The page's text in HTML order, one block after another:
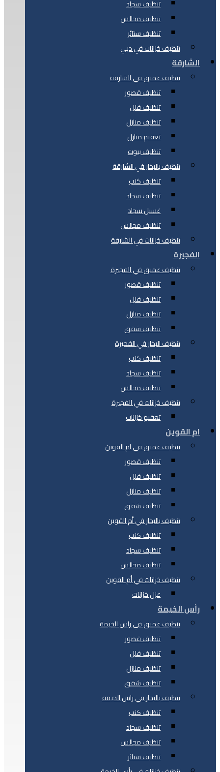
تنظيف سجاد
تنظيف مجالس
تنظيف ستائر
تنظيف خزانات في دبي
الشارقة
تنظيف عميق في الشارقة
تنظيف قصور
تنظيف فلل
تنظيف منازل
تعقيم منازل
تنظيف بيوت
تنظيف بالبخار في الشارقة
تنظيف كنب
تنظيف سجاد
غسيل سجاد
تنظيف مجالس
تنظيف خزانات في الشارقة
الفجيرة
تنظيف عميق في الفجيرة
تنظيف قصور
تنظيف فلل
تنظيف منازل
تنظيف شقق
تنظيف البخار في الفجيرة
تنظيف كنب
تنظيف سجاد
تنظيف مجالس
تنظيف خزانات في الفجيرة
تعقيم خزانات
ام القوين
تنظيف عميق في ام القوين
تنظيف قصور
تنظيف فلل
تنظيف منازل
تنظيف شقق
تنظيف بالبخار في أم القوين
تنظيف كنب
تنظيف سجاد
تنظيف مجالس
تنظيف خزانات في أم القوين
عزل خزانات
رأس الخيمة
تنظيف عميق في راس الخيمة
تنظيف قصور
تنظيف فلل
تنظيف منازل
تنظيف شقق
تنظيف بالبخار في راس الخيمة
تنظيف كنب
تنظيف سجاد
تنظيف مجالس
تنظيف ستائر